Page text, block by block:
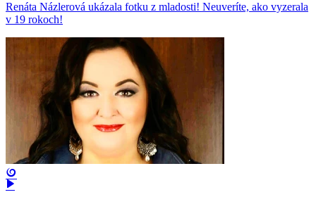
Renáta Názlerová ukázala fotku z mladosti! Neuveríte, ako vyzerala
v 19 rokoch!